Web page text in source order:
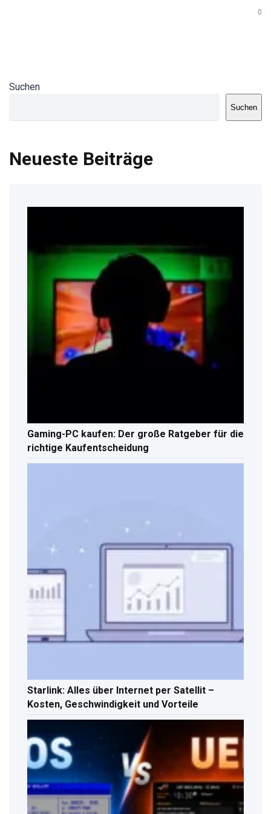
0
Suchen
Suchen
Neueste Beiträge
Gaming-PC kaufen: Der große Ratgeber für die
richtige Kaufentscheidung
Starlink: Alles über Internet per Satellit –
Kosten, Geschwindigkeit und Vorteile